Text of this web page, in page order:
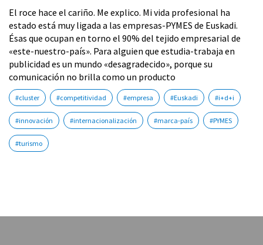
El roce hace el cariño. Me explico. Mi vida profesional ha
estado está muy ligada a las empresas-PYMES de Euskadi.
Ésas que ocupan en torno el 90% del tejido empresarial de
«este-nuestro-país». Para alguien que estudia-trabaja en
publicidad es un mundo «desagradecido», porque su
comunicación no brilla como un producto
#cluster #competitividad #empresa #Euskadi #i+d+i
#innovación #internacionalización #marca-país #PYMES
#turismo